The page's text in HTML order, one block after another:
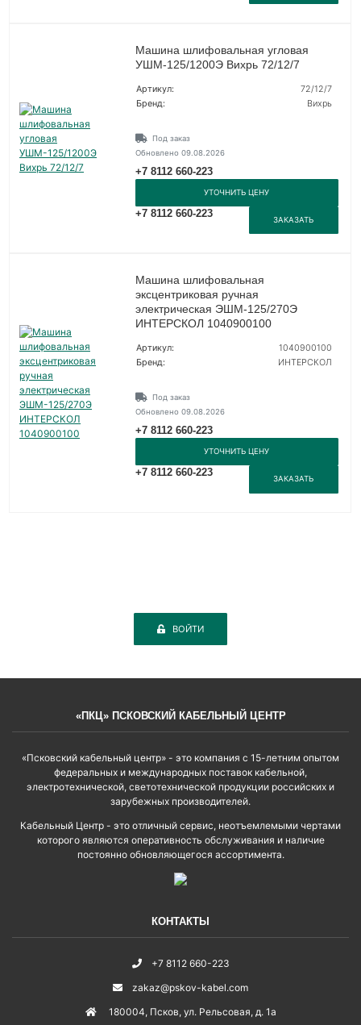
Машина шлифовальная угловая
УШМ-125/1200Э Вихрь 72/12/7
Артикул:
72/12/7
Бренд:
Вихрь
Под заказ
Обновлено 09.08.2026
+7 8112 660-223
УТОЧНИТЬ ЦЕНУ
+7 8112 660-223
ЗАКАЗАТЬ
Машина шлифовальная
эксцентриковая ручная
электрическая ЭШМ-125/270Э
ИНТЕРСКОЛ 1040900100
Артикул:
1040900100
Бренд:
ИНТЕРСКОЛ
Под заказ
Обновлено 09.08.2026
+7 8112 660-223
УТОЧНИТЬ ЦЕНУ
+7 8112 660-223
ЗАКАЗАТЬ
ВОЙТИ
«ПКЦ» ПСКОВСКИЙ КАБЕЛЬНЫЙ ЦЕНТР
«Псковский кабельный центр» - это компания с 15-летним опытом
федеральных и международных поставок кабельной,
электротехнической, светотехнической продукции российских и
зарубежных производителей.
Кабельный Центр - это отличный сервис, неотъемлемыми чертами
которого являются оперативность обслуживания и наличие
постоянно обновляющегося ассортимента.
КОНТАКТЫ
+7 8112 660-223
zakaz@pskov-kabel.com
180004, Псков, ул. Рельсовая, д. 1а